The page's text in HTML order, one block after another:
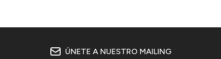
ÚNETE A NUESTRO MAILING